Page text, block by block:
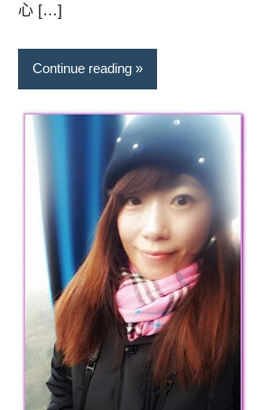
心 […]
Continue reading